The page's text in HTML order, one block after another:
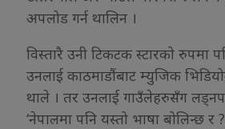
अपलोड गर्न थालिन ।
विस्तारै उनी टिकटक स्टारको रुपमा
उनलाई काठमाडौंबाट म्युजिक
थाले । तर उनलाई गाउँलेहरुसँग
‘नेपालमा पनि यस्तो भाषा बोलिन्छ र